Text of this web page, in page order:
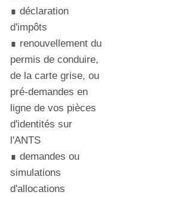
∎ déclaration
d'impôts
∎ renouvellement du
permis de conduire,
de la carte grise, ou
pré-demandes en
ligne de vos pièces
d'identités sur
l'ANTS
∎ demandes ou
simulations
d'allocations